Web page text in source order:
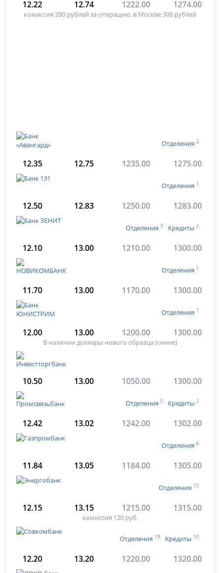
12.22 12.74 1222.00 1274.00
комиссия 200 рублей за операцию, в Москве 300 рублей
Отделения 2
12.35 12.75 1235.00 1275.00
Отделения 1
12.50 12.83 1250.00 1283.00
Отделения 3 Кредиты 2
12.10 13.00 1210.00 1300.00
Отделения 1
11.70 13.00 1170.00 1300.00
Отделения 1
12.00 13.00 1200.00 1300.00
В наличии доллары нового образца (синие)
10.50 13.00 1050.00 1300.00
Отделения 5 Кредиты 2
12.42 13.02 1242.00 1302.00
Отделения 6
11.84 13.05 1184.00 1305.00
Отделения 15
12.15 13.15 1215.00 1315.00
комиссия 120 руб.
Отделения 19 Кредиты 10
12.20 13.20 1220.00 1320.00